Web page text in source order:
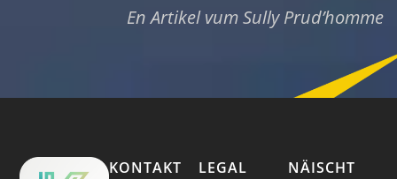
En Artikel vum Sully Prud’homme
KONTAKT
LEGAL
NÄISCHT